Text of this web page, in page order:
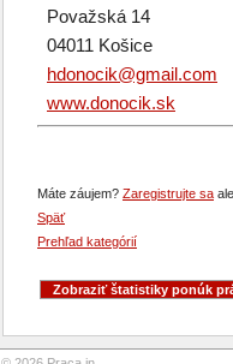
Považská 14
04011 Košice
hdonocik@gmail.com
www.donocik.sk
Máte záujem? Zaregistrujte sa
Späť
Prehľad kategórií